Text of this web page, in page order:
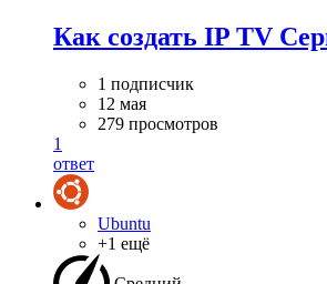
Как создать IP TV
1 подписчик
12 мая
279 просмотров
1
ответ
Ubuntu
+1 ещё